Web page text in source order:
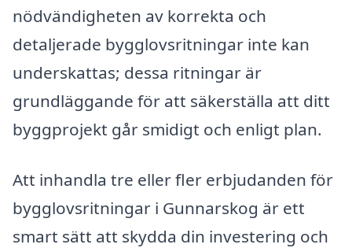
nödvändigheten av korrekta och
detaljerade bygglovsritningar inte kan
underskattas; dessa ritningar är
grundläggande för att säkerställa att ditt
byggprojekt går smidigt och enligt plan.
Att inhandla tre eller fler erbjudanden för
bygglovsritningar i Gunnarskog är ett
smart sätt att skydda din investering och